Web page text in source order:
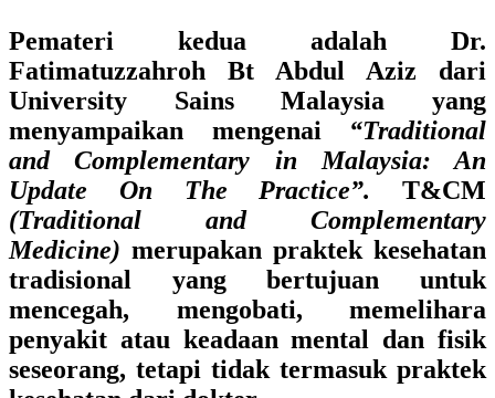
Pemateri kedua adalah Dr.
Fatimatuzzahroh Bt Abdul Aziz dari
University Sains Malaysia yang
menyampaikan mengenai “Traditional
and Complementary in Malaysia: An
Update On The Practice”. T&CM
(Traditional and Complementary
Medicine) merupakan praktek kesehatan
tradisional yang bertujuan untuk
mencegah, mengobati, memelihara
penyakit atau keadaan mental dan fisik
seseorang, tetapi tidak termasuk praktek